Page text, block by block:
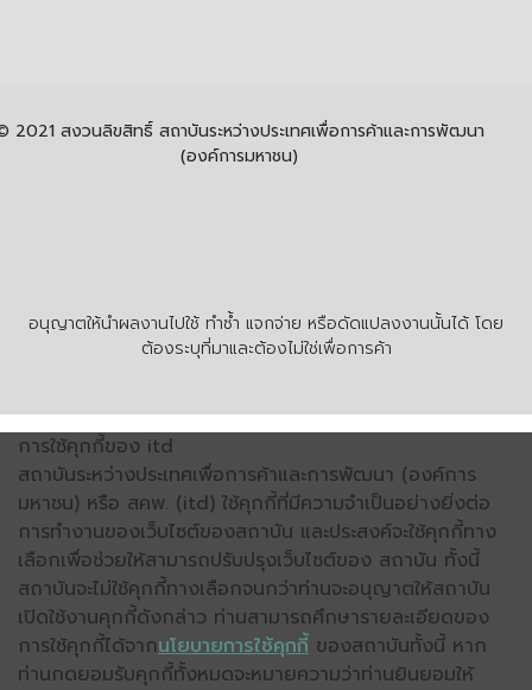
อนุญาตให้นำผลงานไปใช้ ทำซ้ำ แจกจ่าย หรือดัดแปลงงานนั้นได้ โดย
ต้องระบุที่มาและต้องไม่ใช่เพื่อการค้า
2021 สงวนลิขสิทธิ์ สถาบันระหว่างประเทศเพื่อการค้าและการพัฒนา
(องค์การมหาชน)
การใช้คุกกี้ของ itd
สถาบันระหว่างประเทศเพื่อการค้าและการพัฒนา (องค์การ
มหาชน) หรือ สคพ. (itd) ใช้คุกกี้ที่มีความจำเป็นอย่างยิ่งต่อ
การทำงานของเว็บไซต์ของสถาบัน และประสงค์จะใช้คุกกี้ทาง
เลือกเพื่อช่วยให้สามารถปรับปรุงเว็บไซต์ของ สถาบัน ทั้งนี้
สถาบันจะไม่ใช้คุกกี้ทางเลือกจนกว่าท่านจะอนุญาตให้สถาบัน
เปิดใช้งานคุกกี้ดังกล่าว ท่านสามารถศึกษารายละเอียดของ
การใช้คุกกี้ได้จากนโยบายการใช้คุกกี้ ของสถาบันทั้งนี้ หาก
ท่านกดยอมรับคุกกี้ทั้งหมดจะหมายความว่าท่านยินยอมให้